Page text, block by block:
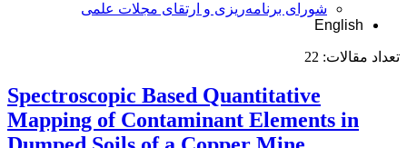
شورای برنامه‌ریزی و ارتقای مجلات علمی
English
تعداد مقالات: 22
Spectroscopic Based Quantitative
Mapping of Contaminant Elements in